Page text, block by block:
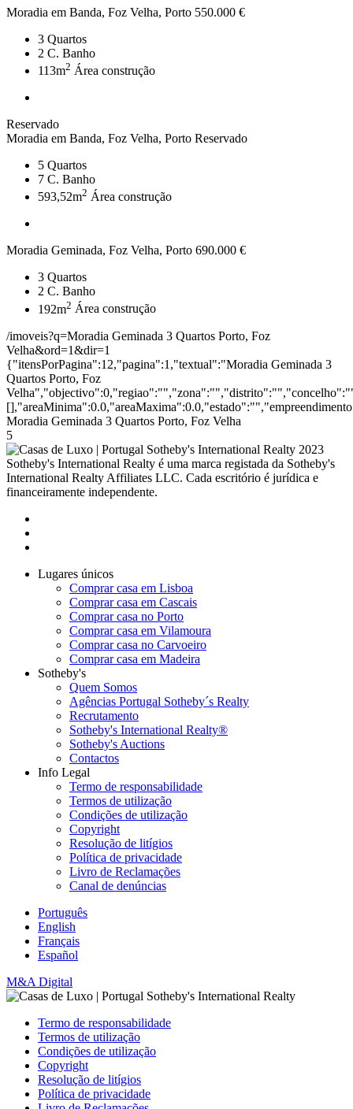
Moradia em Banda, Foz Velha, Porto 550.000 €
3 Quartos
2 C. Banho
113m2 Área construção
Reservado
Moradia em Banda, Foz Velha, Porto Reservado
5 Quartos
7 C. Banho
593,52m2 Área construção
Moradia Geminada, Foz Velha, Porto 690.000 €
3 Quartos
2 C. Banho
192m2 Área construção
/imoveis?q=Moradia Geminada 3 Quartos Porto, Foz
Velha&ord=1&dir=1
{"itensPorPagina":12,"pagina":1,"textual":"Moradia Geminada 3
Quartos Porto, Foz
Moradia Geminada 3 Quartos Porto, Foz Velha
5
2023
Sotheby's International Realty é uma marca registada da Sotheby's
International Realty Affiliates LLC. Cada escritório é jurídica e
financeiramente independente.
Lugares únicos
Comprar casa em Lisboa
Comprar casa em Cascais
Comprar casa no Porto
Comprar casa em Vilamoura
Comprar casa no Carvoeiro
Comprar casa em Madeira
Sotheby's
Quem Somos
Agências Portugal Sotheby´s Realty
Recrutamento
Sotheby's International Realty®
Sotheby's Auctions
Contactos
Info Legal
Termo de responsabilidade
Termos de utilização
Condições de utilização
Copyright
Resolução de litígios
Política de privacidade
Livro de Reclamações
Canal de denúncias
Português
English
Français
Español
M&A Digital
Termo de responsabilidade
Termos de utilização
Condições de utilização
Copyright
Resolução de litígios
Política de privacidade